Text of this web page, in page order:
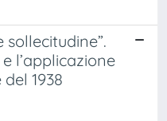
sollecitudine”.
l’applicazione
1938